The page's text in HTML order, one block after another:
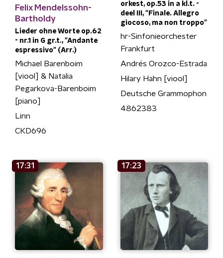
Felix Mendelssohn-
Bartholdy
Lieder ohne Worte op.62
- nr.1 in G gr.t., "Andante
espressivo" (Arr.)
Michael Barenboim
[viool] & Natalia
Pegarkova-Barenboim
[piano]
Linn
CKD696
orkest, op.53 in a kl.t. -
deel III, "Finale. Allegro
giocoso, ma non troppo"
hr-Sinfonieorchester
Frankfurt
Andrés Orozco-Estrada
Hilary Hahn [viool]
Deutsche Grammophon
4862383
17:31 17:23